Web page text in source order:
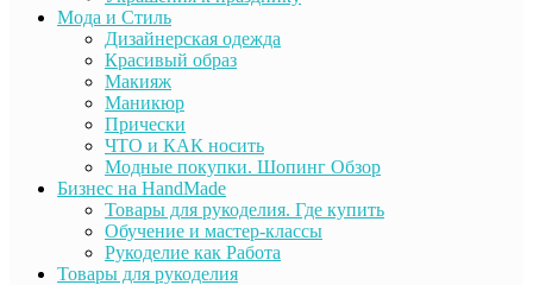
Мода и Стиль
Дизайнерская одежда
Красивый образ
Макияж
Маникюр
Прически
ЧТО и КАК носить
Модные покупки. Шопинг Обзор
Бизнес на HandMade
Товары для рукоделия. Где купить
Обучение и мастер-классы
Рукоделие как Работа
Товары для рукоделия